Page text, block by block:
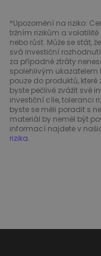
*Upozornění na riziko:
tržním rizikům a
nebo růst. Může se stát,
svá investiční
za případné ztráty
spolehlivým
pouze do produktů,
byste pečlivě zvážit své
investiční cíle, toleranci
byste se měli poradit s
materiál by neměl být
informací najdete v
rizika.